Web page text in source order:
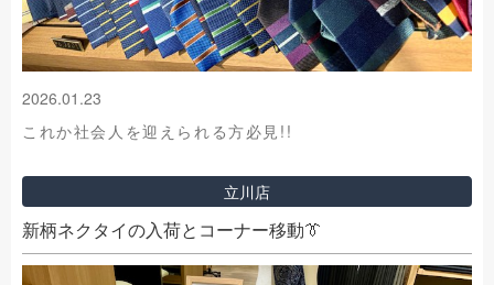
2026.01.23
これか社会人を迎えられる方必見!!
立川店
新柄ネクタイの入荷とコーナー移動👔